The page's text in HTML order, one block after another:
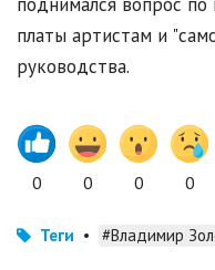
поднимался вопрос
платы артистам и
руководства.
0 0 0 0
Теги • #Владимир